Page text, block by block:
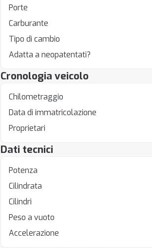
Porte
Carburante
Tipo di cambio
Adatta a neopatentati?
Cronologia veicolo
Chilometraggio
Data di immatricolazione
Proprietari
Dati tecnici
Potenza
Cilindrata
Cilindri
Peso a vuoto
Accelerazione